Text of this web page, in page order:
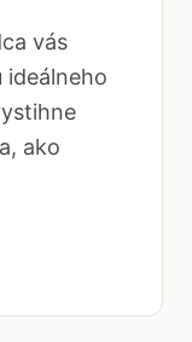
vás
ideálneho
ako